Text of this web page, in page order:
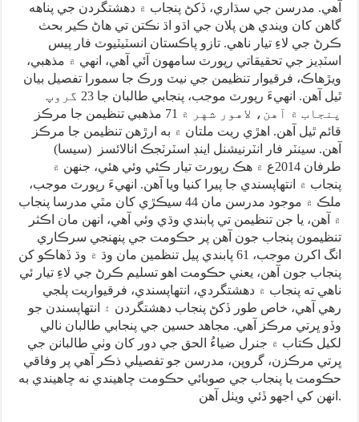
آهي. مدرسن جي سڌاري، ڏکڻ پنجاب ۾ دهشتگردن جي پناهه
گاهن کان ويندي هن پلان جي اڌو اڌ نڪتن تي هاڻ ڪير بحث
ڪرڻ جي لاءِ تيار ناهي. تازو پاڪستان انسٽيٽيوٽ فار پيس
اسٽڊيز جي تحقيقاتي رپورٽ سامهون آئي آهي، انهي ۾ مذهبي،
ويڙهاڪ، فرقيوار تنظيمن جي نيٽ ورڪ جا سمورا تفصيل بيان
ٿيل آهن. انهيءَ رپورٽ موجب، پنجابي طالبان جا 23 گروپ
پنجاب ۾ آهن، لاهور شهر ۾ 71 مذهبي تنظيمن جا مرڪز
قائم ٿيل آهن. اهڙي ريت ملتان ۾ به ارڙهن تنظيمن جا مرڪز
آهن. سينٽر فار انٽرنيشنل اينڊ اسٽرٽجڪ انالائسز (سيسا)
طرفان 2014ع ۾ هڪ رپورٽ تيار ڪئي وئي هئي، جنهن ۾
پنجاب ۾ انتهاپسندي جا پيرا کنيا ويا آهن. انهيءَ رپورٽ موجب،
ملڪ ۾ موجود مدرسن مان 44 سيڪڙي کان مٿي مدرسا پنجاب
۾ آهن، يا جن تنظيمن تي پابندي وڌي وئي آهي، انهن مان اڪثر
تنظيمون پنجاب جون آهن پر حڪومت جي پنهنجي سرڪاري
انگ اکرن موجب، 61 پابندي پيل تنظمين مان وڌ ۾ وڌ ڏهاڪو کن
پنجاب جون آهن، يعني حڪومت اهو تسليم ڪرڻ جي لاءِ تيار ئي
ناهي ته پنجاب ۾ دهشتگردي، انتهاپسندي، فرقيواريت پلجي
رهي آهي، خاص طور ڏکڻ پنجاب دهشتگردن ۽ انتهاپسندن جو
وڏو ڀرتي مرڪز آهي. مجاهد حسين جي پنجابي طالبان نالي
لکيل ڪتاب ۾ جنرل ضياءُ الحق جي دور کان وٺي طالبانن جي
ڀرتي مرڪزن، گروپن، مدرسن جو تفصيلي ذڪر آهي پر وفاقي
حڪومت يا پنجاب جي صوبائي حڪومت چاهيندي نه چاهيندي به
انهن کي اجهو ڏئي ويٺل آهن.